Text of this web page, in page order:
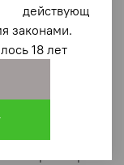
в
под
года". На
и российских
с действующ
законами.
18 лет